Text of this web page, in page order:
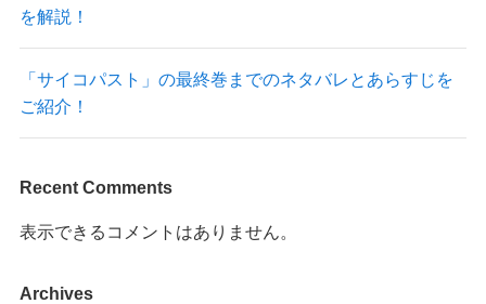
を解説！
「サイコパスト」の最終巻までのネタバレとあらすじを
ご紹介！
Recent Comments
表示できるコメントはありません。
Archives